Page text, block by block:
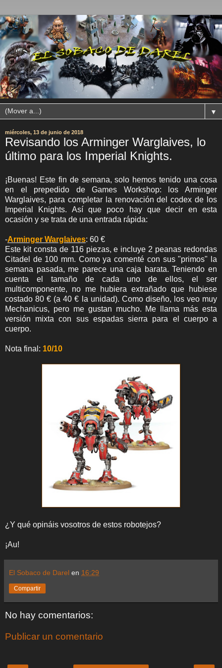
▼
miércoles, 13 de junio de 2018
Revisando los Arminger Warglaives, lo
último para los Imperial Knights.
¡Buenas! Este fin de semana, solo hemos tenido una cosa
en el prepedido de Games Workshop: los Arminger
Warglaives, para completar la renovación del codex de los
Imperial Knights. Así que poco hay que decir en esta
ocasión y se trata de una entrada rápida:
-Arminger Warglaives: 60 €
Este kit consta de 116 piezas, e incluye 2 peanas redondas
Citadel de 100 mm. Como ya comenté con sus "primos" la
semana pasada, me parece una caja barata. Teniendo en
cuenta el tamaño de cada uno de ellos, el ser
multicomponente, no me hubiera extrañado que hubiese
costado 80 € (a 40 € la unidad). Como diseño, los veo muy
Mechanicus, pero me gustan mucho. Me llama más esta
versión mixta con sus espadas sierra para el cuerpo a
cuerpo.
Nota final: 10/10
¿Y qué opináis vosotros de estos robotejos?
¡Au!
El Sobaco de Darel en 16:29
Compartir
No hay comentarios:
Publicar un comentario